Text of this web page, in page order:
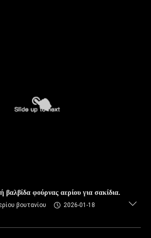
φούρνας αερίου για σακίδια.
βουτανίου
2026-01-18